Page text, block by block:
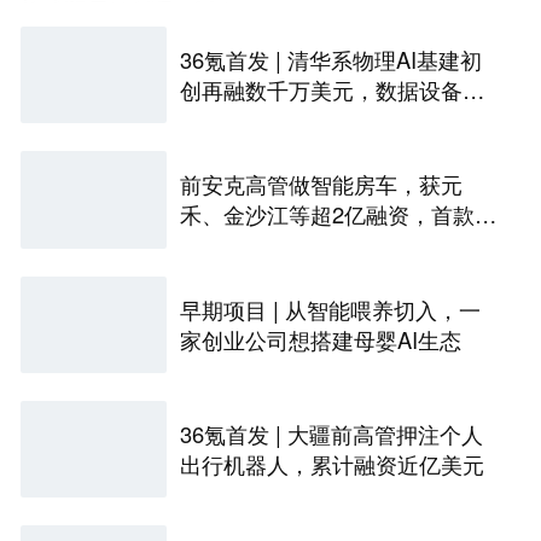
36氪首发 | 清华系物理AI基建初
创再融数千万美元，数据设备进
前安克高管做智能房车，获元
禾、金沙江等超2亿融资，首款产
早期项目 | 从智能喂养切入，一
家创业公司想搭建母婴AI生态
36氪首发 | 大疆前高管押注个人
出行机器人，累计融资近亿美元